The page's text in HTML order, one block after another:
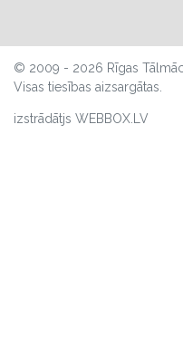
© 2009 - 2026 Rīgas
Visas tiesības aizsargātas.
izstrādātjs WEBBOX.LV